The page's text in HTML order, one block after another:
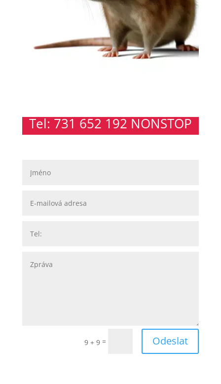
Tel: 731 652 192 NONSTOP
9 + 9 = Odeslat